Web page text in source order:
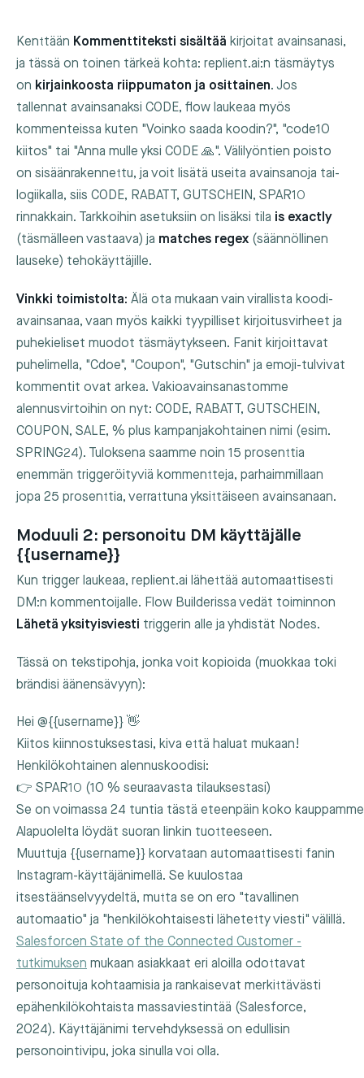
Kenttään Kommenttiteksti sisältää kirjoitat avainsanasi,
ja tässä on toinen tärkeä kohta: replient.ai:n täsmäytys
on kirjainkoosta riippumaton ja osittainen. Jos
tallennat avainsanaksi CODE, flow laukeaa myös
kommenteissa kuten "Voinko saada koodin?", "code10
kiitos" tai "Anna mulle yksi CODE 🙏". Välilyöntien poisto
on sisäänrakennettu, ja voit lisätä useita avainsanoja tai-
logiikalla, siis CODE, RABATT, GUTSCHEIN, SPAR10
rinnakkain. Tarkkoihin asetuksiin on lisäksi tila is exactly
(täsmälleen vastaava) ja matches regex (säännöllinen
lauseke) tehokäyttäjille.
Vinkki toimistolta: Älä ota mukaan vain virallista koodi-
avainsanaa, vaan myös kaikki tyypilliset kirjoitusvirheet ja
puhekieliset muodot täsmäytykseen. Fanit kirjoittavat
puhelimella, "Cdoe", "Coupon", "Gutschin" ja emoji-tulvivat
kommentit ovat arkea. Vakioavainsanastomme
alennusvirtoihin on nyt: CODE, RABATT, GUTSCHEIN,
COUPON, SALE, % plus kampanjakohtainen nimi (esim.
SPRING24). Tuloksena saamme noin 15 prosenttia
enemmän triggeröityviä kommentteja, parhaimmillaan
jopa 25 prosenttia, verrattuna yksittäiseen avainsanaan.
Moduuli 2: personoitu DM käyttäjälle
{{username}}
Kun trigger laukeaa, replient.ai lähettää automaattisesti
DM:n kommentoijalle. Flow Builderissa vedät toiminnon
Lähetä yksityisviesti triggerin alle ja yhdistät Nodes.
Tässä on tekstipohja, jonka voit kopioida (muokkaa toki
brändisi äänensävyyn):
Hei @{{username}} 👋
Kiitos kiinnostuksestasi, kiva että haluat mukaan!
Henkilökohtainen alennuskoodisi:
👉 SPAR10 (10 % seuraavasta tilauksestasi)
Se on voimassa 24 tuntia tästä eteenpäin koko
Alapuolelta löydät suoran linkin tuotteeseen.
Muuttuja {{username}} korvataan automaattisesti fanin
Instagram-käyttäjänimellä. Se kuulostaa
itsestäänselvyydeltä, mutta se on ero "tavallinen
automaatio" ja "henkilökohtaisesti lähetetty viesti" välillä.
Salesforcen State of the Connected Customer -
tutkimuksen mukaan asiakkaat eri aloilla odottavat
personoituja kohtaamisia ja rankaisevat merkittävästi
epähenkilökohtaista massaviestintää (Salesforce,
2024). Käyttäjänimi tervehdyksessä on edullisin
personointivipu, joka sinulla voi olla.